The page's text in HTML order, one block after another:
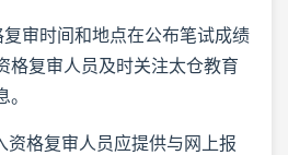
审时间和地点在公布笔试成绩
格复审人员及时关注太仓教育
资格复审人员应提供与网上报